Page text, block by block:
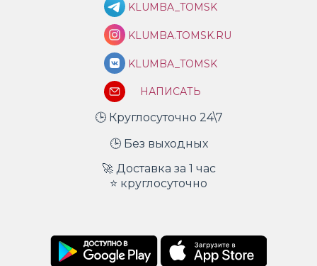
KLUMBA_TOMSK
KLUMBA.TOMSK.RU
KLUMBA_TOMSK
НАПИСАТЬ
🕒 Круглосуточно 24\7
🕒 Без выходных
🚀 Доставка за 1 час
⭐ круглосуточно